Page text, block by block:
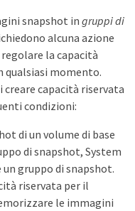
snapshot in gruppi di
alcuna azione
la capacità
qualsiasi momento.
capacità riservata
condizioni:
di un volume di base
di snapshot, System
gruppo di snapshot.
riservata per il
le immagini